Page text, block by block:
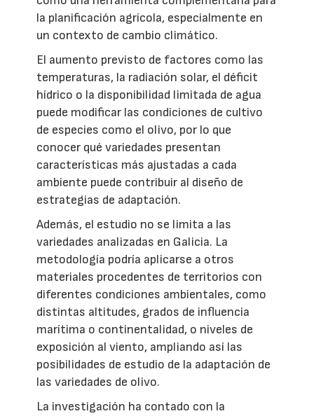
la planificación agrícola, especialmente en
un contexto de cambio climático.
El aumento previsto de factores como las
temperaturas, la radiación solar, el déficit
hídrico o la disponibilidad limitada de agua
puede modificar las condiciones de cultivo
de especies como el olivo, por lo que
conocer qué variedades presentan
características más ajustadas a cada
ambiente puede contribuir al diseño de
estrategias de adaptación.
Además, el estudio no se limita a las
variedades analizadas en Galicia. La
metodología podría aplicarse a otros
materiales procedentes de territorios con
diferentes condiciones ambientales, como
distintas altitudes, grados de influencia
marítima o continentalidad, o niveles de
exposición al viento, ampliando así las
posibilidades de estudio de la adaptación de
las variedades de olivo.
La investigación ha contado con la